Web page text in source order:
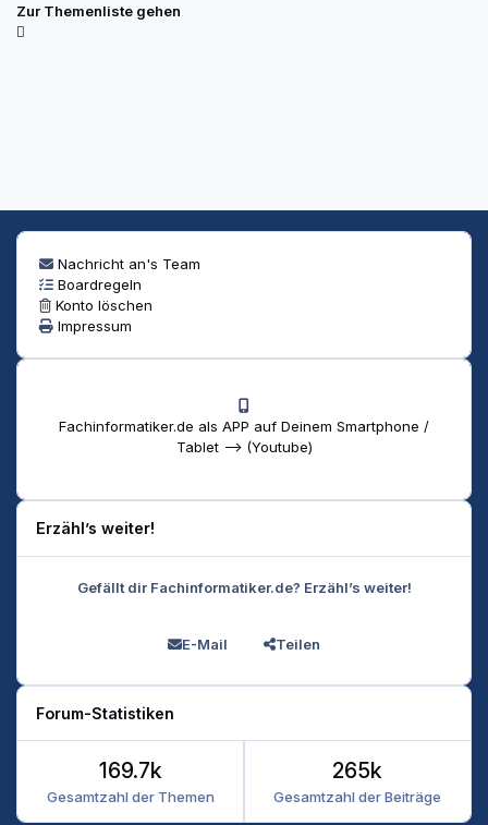
Zur Themenliste gehen
Nachricht an's Team
Boardregeln
Konto löschen
Impressum
Fachinformatiker.de als APP auf Deinem Smartphone /
Tablet --> (Youtube)
Erzähl’s weiter!
Gefällt dir Fachinformatiker.de? Erzähl’s weiter!
E-Mail Teilen
Forum-Statistiken
Gesamtzahl der Themen
169.7k
Gesamtzahl der Beiträge
265k